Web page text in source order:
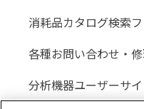
消耗品カタログ検索
各種お問い合わせ・
分析機器ユーザーサイ